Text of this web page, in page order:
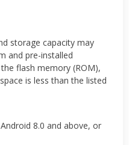
storage capacity may
and pre-installed
flash memory (ROM),
is less than the listed
8.0 and above, or